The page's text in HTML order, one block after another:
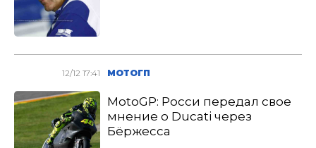
12/12 17:41 МОТОГП
MotoGP: Росси передал свое
мнение о Ducati через
Бёржесса